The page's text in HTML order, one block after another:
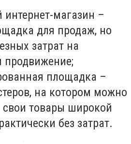
интернет-магазин –
для продаж, но
затрат на
продвижение;
площадка –
на котором можно
свои товары широкой
без затрат.